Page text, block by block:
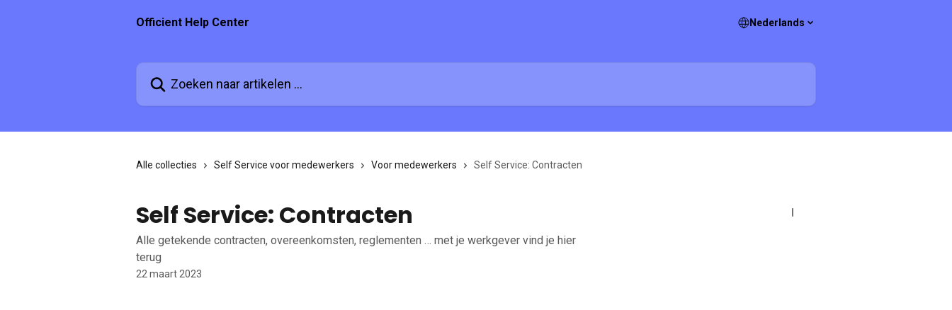
Officient Help Center
Nederlands
Zoeken naar artikelen ...
Alle collecties Self Service voor medewerkers Voor medewerkers Self Service: Contracten
Self Service: Contracten
Alle getekende contracten, overeenkomsten, reglementen … met je werkgever vind je hier
terug
22 maart 2023